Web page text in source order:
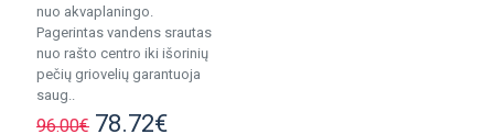
nuo akvaplaningo.
Pagerintas vandens srautas
nuo rašto centro iki išorinių
pečių griovelių garantuoja
saug..
96.00€ 78.72€